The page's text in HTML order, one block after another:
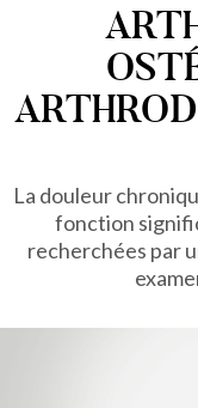
La douleur
fonction
recherchées par